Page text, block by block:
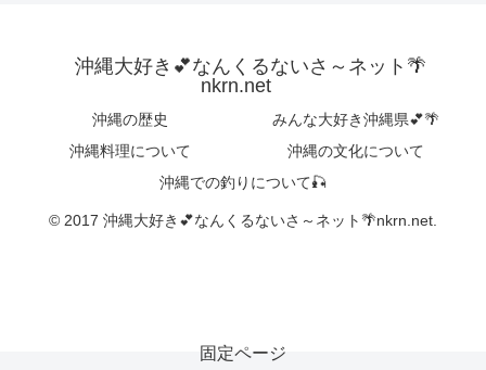
沖縄大好き💕なんくるないさ～ネット🌴
nkrn.net
沖縄の歴史
みんな大好き沖縄県💕🌴
沖縄料理について
沖縄の文化について
沖縄での釣りについて🎣
© 2017 沖縄大好き💕なんくるないさ～ネット🌴nkrn.net.
固定ページ